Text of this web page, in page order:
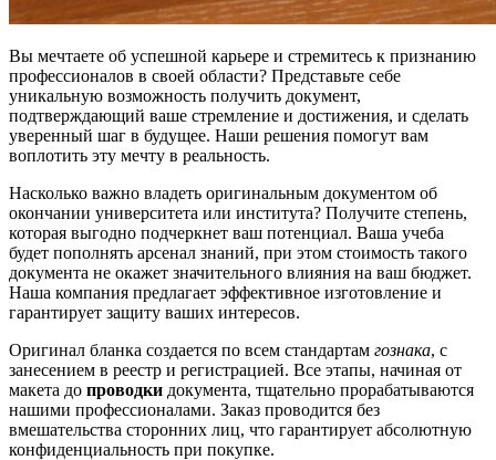
Вы мечтаете об успешной карьере и стремитесь к признанию
профессионалов в своей области? Представьте себе
уникальную возможность получить документ,
подтверждающий ваше стремление и достижения, и сделать
уверенный шаг в будущее. Наши решения помогут вам
воплотить эту мечту в реальность.
Насколько важно владеть оригинальным документом об
окончании университета или института? Получите степень,
которая выгодно подчеркнет ваш потенциал. Ваша учеба
будет пополнять арсенал знаний, при этом стоимость такого
документа не окажет значительного влияния на ваш бюджет.
Наша компания предлагает эффективное изготовление и
гарантирует защиту ваших интересов.
Оригинал бланка создается по всем стандартам гознака, с
занесением в реестр и регистрацией. Все этапы, начиная от
макета до проводки документа, тщательно прорабатываются
нашими профессионалами. Заказ проводится без
вмешательства сторонних лиц, что гарантирует абсолютную
конфиденциальность при покупке.